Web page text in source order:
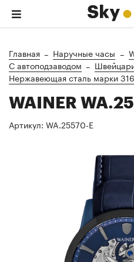
Главная Наручные часы
C автоподзаводом
Нержавеющая сталь марки
WAINER
Артикул: WA.25570-E